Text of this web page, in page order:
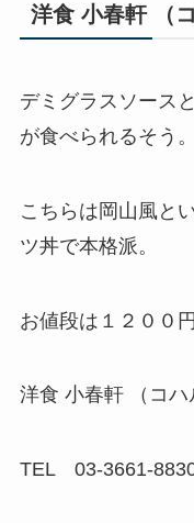
洋食 小春軒 （
デミグラスソース
が食べられるそう。
こちらは岡山風と
ツ丼で本格派。
お値段は１２００円
洋食 小春軒 （コハ
TEL 03-3661-